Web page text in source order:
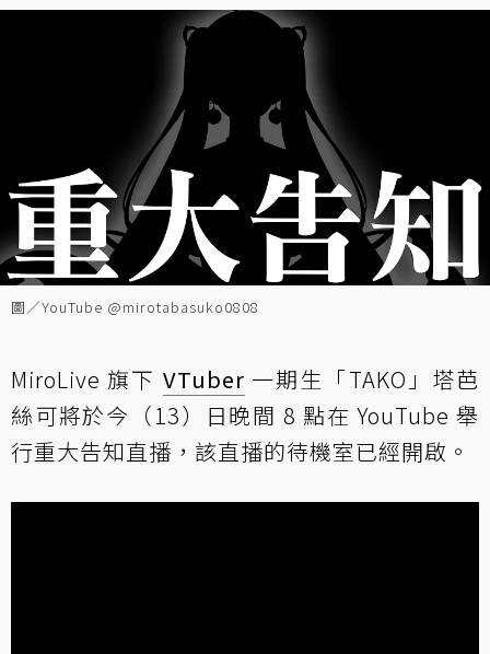
圖／YouTube @mirotabasuko0808
MiroLive 旗下 VTuber 一期生「TAKO」塔芭
絲可將於今（13）日晚間 8 點在 YouTube 舉
行重大告知直播，該直播的待機室已經開啟。